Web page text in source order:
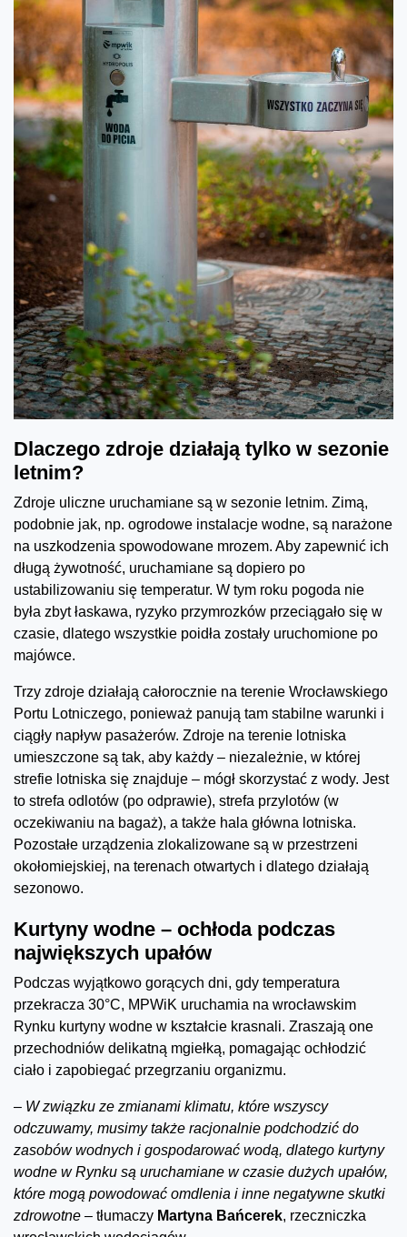
Dlaczego zdroje działają tylko w sezonie
letnim?
Zdroje uliczne uruchamiane są w sezonie letnim. Zimą,
podobnie jak, np. ogrodowe instalacje wodne, są narażone
na uszkodzenia spowodowane mrozem. Aby zapewnić ich
długą żywotność, uruchamiane są dopiero po
ustabilizowaniu się temperatur. W tym roku pogoda nie
była zbyt łaskawa, ryzyko przymrozków przeciągało się w
czasie, dlatego wszystkie poidła zostały uruchomione po
majówce.
Trzy zdroje działają całorocznie na terenie Wrocławskiego
Portu Lotniczego, ponieważ panują tam stabilne warunki i
ciągły napływ pasażerów. Zdroje na terenie lotniska
umieszczone są tak, aby każdy – niezależnie, w której
strefie lotniska się znajduje – mógł skorzystać z wody. Jest
to strefa odlotów (po odprawie), strefa przylotów (w
oczekiwaniu na bagaż), a także hala główna lotniska.
Pozostałe urządzenia zlokalizowane są w przestrzeni
okołomiejskiej, na terenach otwartych i dlatego działają
sezonowo.
Kurtyny wodne – ochłoda podczas
największych upałów
Podczas wyjątkowo gorących dni, gdy temperatura
przekracza 30°C, MPWiK uruchamia na wrocławskim
Rynku kurtyny wodne w kształcie krasnali. Zraszają one
przechodniów delikatną mgiełką, pomagając ochłodzić
ciało i zapobiegać przegrzaniu organizmu.
– W związku ze zmianami klimatu, które wszyscy
odczuwamy, musimy także racjonalnie podchodzić do
zasobów wodnych i gospodarować wodą, dlatego kurtyny
wodne w Rynku są uruchamiane w czasie dużych upałów,
które mogą powodować omdlenia i inne negatywne skutki
zdrowotne – tłumaczy Martyna Bańcerek, rzeczniczka